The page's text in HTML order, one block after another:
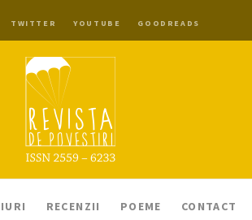
TWITTER YOUTUBE GOODREADS
RECENZII POEME CONTACT